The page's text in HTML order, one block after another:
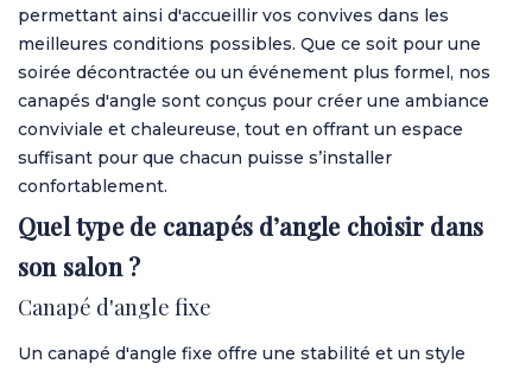
permettant ainsi d'accueillir vos convives dans les
meilleures conditions possibles. Que ce soit pour une
soirée décontractée ou un événement plus formel, nos
canapés d'angle sont conçus pour créer une ambiance
conviviale et chaleureuse, tout en offrant un espace
suffisant pour que chacun puisse s’installer
confortablement.
Quel type de canapés d’angle choisir dans
son salon ?
Canapé d'angle fixe
Un canapé d'angle fixe offre une stabilité et un style